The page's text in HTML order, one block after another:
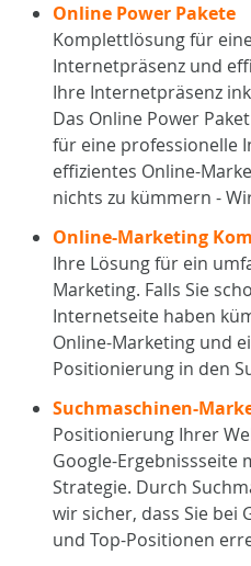
Online Power Pakete
Komplettlösung für
Internetpräsenz und
Ihre Internetpräsenz
Das Online Power
für eine professionelle
effizientes Online-
nichts zu kümmern -
Online-Marketing
Ihre Lösung für ein
Marketing. Falls Sie
Internetseite haben
Online-Marketing und
Positionierung in den
Suchmaschinen-
Positionierung Ihrer
Google-Ergebnissseite
Strategie. Durch
wir sicher, dass Sie bei
und Top-Positionen